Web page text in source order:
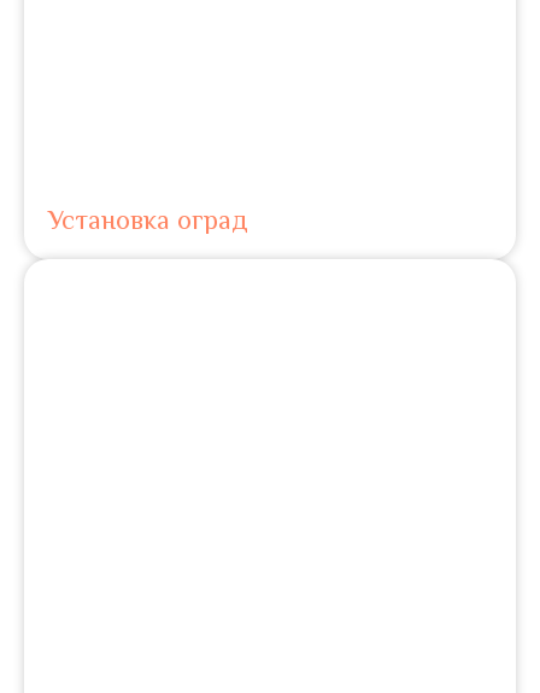
Установка оград